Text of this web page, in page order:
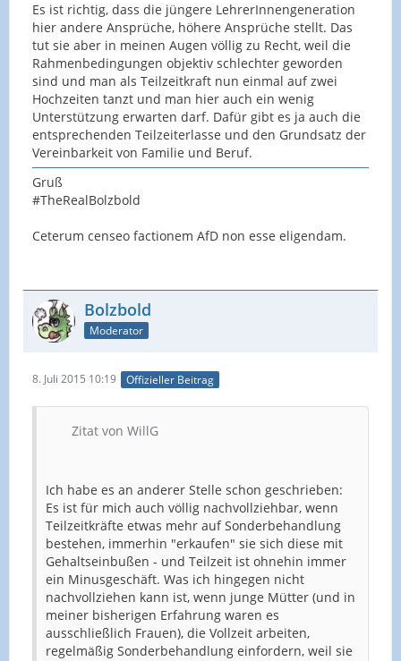
Es ist richtig, dass die jüngere LehrerInnengeneration
hier andere Ansprüche, höhere Ansprüche stellt. Das
tut sie aber in meinen Augen völlig zu Recht, weil die
Rahmenbedingungen objektiv schlechter geworden
sind und man als Teilzeitkraft nun einmal auf zwei
Hochzeiten tanzt und man hier auch ein wenig
Unterstützung erwarten darf. Dafür gibt es ja auch die
entsprechenden Teilzeiterlasse und den Grundsatz der
Vereinbarkeit von Familie und Beruf.
Gruß
#TheRealBolzbold
Ceterum censeo factionem AfD non esse eligendam.
Bolzbold
Moderator
8. Juli 2015 10:19 Offizieller Beitrag
Zitat von WillG
Ich habe es an anderer Stelle schon geschrieben:
Es ist für mich auch völlig nachvollziehbar, wenn
Teilzeitkräfte etwas mehr auf Sonderbehandlung
bestehen, immerhin "erkaufen" sie sich diese mit
Gehaltseinbußen - und Teilzeit ist ohnehin immer
ein Minusgeschäft. Was ich hingegen nicht
nachvollziehen kann ist, wenn junge Mütter (und in
meiner bisherigen Erfahrung waren es
ausschließlich Frauen), die Vollzeit arbeiten,
regelmäßig Sonderbehandlung einfordern, weil sie